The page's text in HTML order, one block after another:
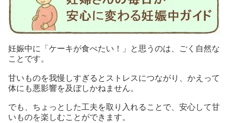
妊娠中に「ケーキが食べたい！」と思うのは、ごく自然な
ことです。
甘いものを我慢しすぎるとストレスにつながり、かえって
体にも悪影響を及ぼしかねません。
でも、ちょっとした工夫を取り入れることで、安心して甘
いものを楽しむことができます。